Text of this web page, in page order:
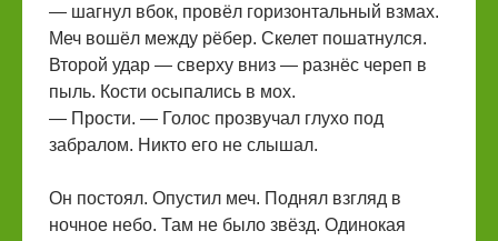
— шагнул вбок, провёл горизонтальный взмах.
Меч вошёл между рёбер. Скелет пошатнулся.
Второй удар — сверху вниз — разнёс череп в
пыль. Кости осыпались в мох.
— Прости. — Голос прозвучал глухо под
забралом. Никто его не слышал.
Он постоял. Опустил меч. Поднял взгляд в
ночное небо. Там не было звёзд. Одинокая